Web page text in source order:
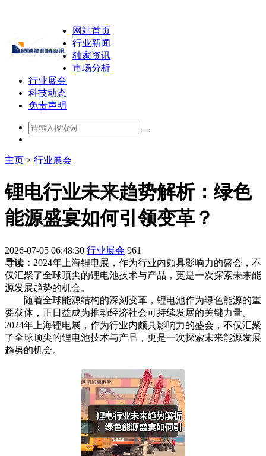
网站首页
行业新闻
独家资讯
市场分析
行业展会
科技动态
免责声明
主页 > 行业展会
锂电行业未来趋势解析：绿色
能源盛宴如何引领变革？
2026-07-05 06:48:30 行业展会 961
导读： 2024年上海锂电展，作为行业内颇具影响力的盛会，不
仅汇聚了全球顶尖的锂电池技术与产品，更是一次探索未来能
源发展趋势的机会。
随着全球能源结构的深刻变革，锂电池作为绿色能源的重
要载体，正日益成为推动经济社会可持续发展的关键力量。
2024年上海锂电展，作为行业内颇具影响力的盛会，不仅汇聚
了全球顶尖的锂电池技术与产品，更是一次探索未来能源发展
趋势的机会。